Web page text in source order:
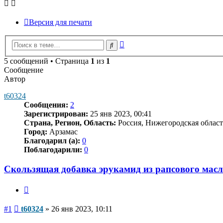
Версия для печати
Поиск
5 сообщений • Страница 1 из 1
Сообщение
Автор
t60324
Сообщения: 2
Зарегистрирован: 25 янв 2023, 00:41
Страна, Регион, Область: Россия, Нижегородская
Город: Арзамас
Благодарил (а): 0
Поблагодарили: 0
Скользящая добавка эрукамид из рапсового
#1 Сообщение
t60324 » 26 янв 2023, 10:11